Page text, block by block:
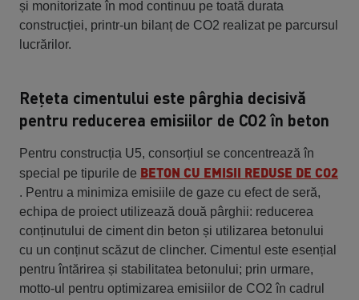
și monitorizate în mod continuu pe toată durata
construcției, printr-un bilanț de CO2 realizat pe parcursul
lucrărilor.
Rețeta cimentului este pârghia decisivă
pentru reducerea emisiilor de CO2 în beton
Pentru construcția U5, consorțiul se concentrează în
special pe tipurile de BETON CU EMISII REDUSE DE CO2
. Pentru a minimiza emisiile de gaze cu efect de seră,
echipa de proiect utilizează două pârghii: reducerea
conținutului de ciment din beton și utilizarea betonului
cu un conținut scăzut de clincher. Cimentul este esențial
pentru întărirea și stabilitatea betonului; prin urmare,
motto-ul pentru optimizarea emisiilor de CO2 în cadrul